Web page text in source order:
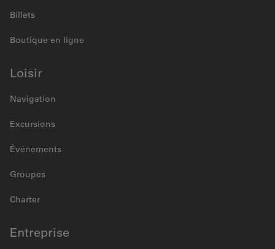
Billets
Boutique en ligne
Loisir
Navigation
Excursions
Événements
Groupes
Charter
Entreprise